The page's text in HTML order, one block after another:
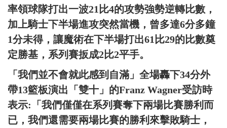
率領球隊打出一波21比4的攻勢強勢逆轉比數，
加上騎士下半場進攻突然當機，曾多達6分多鐘
1分未得，讓魔術在下半場打出61比29的比數奠
定勝基，系列賽扳成2比2平手。
「我們並不會就此感到自滿」全場轟下34分外
帶13籃板演出「雙十」的Franz Wagner受訪時
表示:「我們僅僅在系列賽奪下兩場比賽勝利而
已，我們還需要兩場比賽的勝利來擊敗騎士，